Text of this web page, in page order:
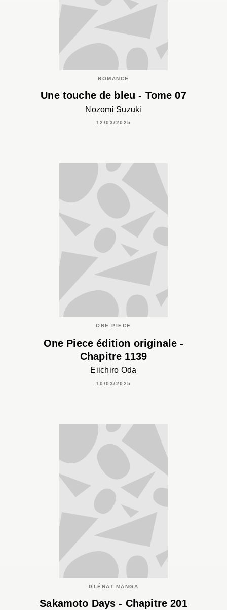
ROMANCE
Une touche de bleu - Tome 07
Nozomi Suzuki
12/03/2025
ONE PIECE
One Piece édition originale -
Chapitre 1139
Eiichiro Oda
10/03/2025
GLÉNAT MANGA
Sakamoto Days - Chapitre 201